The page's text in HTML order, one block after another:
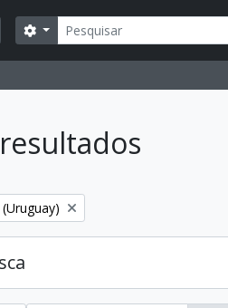
Buscar
Opções de busca